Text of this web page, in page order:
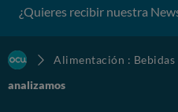
¿Quieres recibir nuestra
Alimentación : Bebidas
analizamos